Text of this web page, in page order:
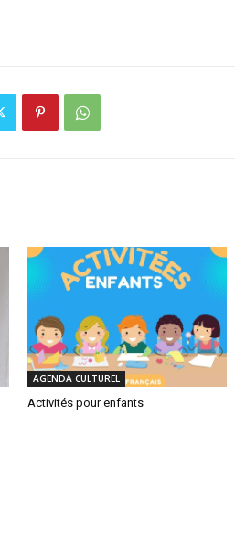
AGENDA CULTUREL
Activités pour enfants